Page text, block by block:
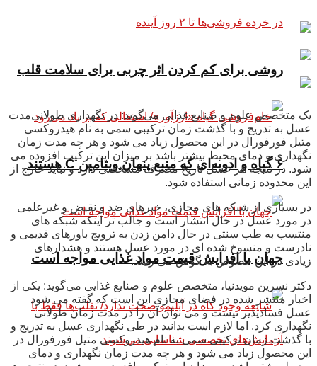
روشی برای کم کردن اثر چربی برای سلامت قلب
۶ گیاه و ادویه‌ای که منبع پنهان ویتامین C هستند
جهان با افزایش قیمت مواد غذایی مواجه است
یک متخصص علوم و صنایع غذایی می‌گوید: در نگهداری طولانی‌مدت
عسل به تدریج و با گذشت زمان ترکیبی سمی به نام هیدروکسی
متیل فورفورال در این محصول زیاد می شود و هر چه مدت زمان
نگهداری و دمای محیط بیشتر باشد بر میزان این ترکیب افزوده می
شود. در نتیجه هر عسل تاریخ مصرف مشخصی دارد و نباید خارج از
این محدوده زمانی استفاده شود.
در بسیاری از شبکه های مجازی، خبرهای ضد و نقیض و غیرعلمی
در مورد عسل در حال انتشار است و جالب تر اینکه شبکه های
منتسب به طب سنتی در حال دامن زدن به ترویج باورهای قدیمی و
نادرست و منسوخ شده ای در مورد عسل هستند و هشدارهای
زیادی در این خصوص به گوش می رسد.
دکتر نسرین مویدنیا، متخصص علوم و صنایع غذایی می‌گوید: یکی از
اخبار منتشر شده در فضای مجازی این است که گفته می شود
عسل فسادپذیر نیست و می توان آن را در مدت زمان طولانی
نگهداری کرد. اما لازم است بدانید در طی نگهداری عسل به تدریج و
با گذشت زمان ترکیبی سمی به نام هیدروکسی متیل فورفورال در
این محصول زیاد می شود و هر چه مدت زمان نگهداری و دمای